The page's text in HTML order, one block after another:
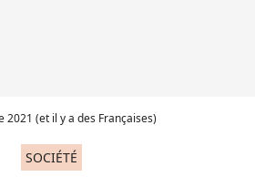
(et il y a des Françaises)
SOCIÉTÉ